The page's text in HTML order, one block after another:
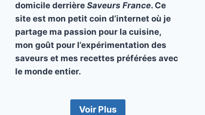
domicile derrièreSaveurs France. Ce
site est mon petit coin d’internet où je
partage ma passion pour la cuisine,
mon goût pour l’expérimentation des
saveurs et mes recettes préférées avec
le monde entier.
Voir Plus